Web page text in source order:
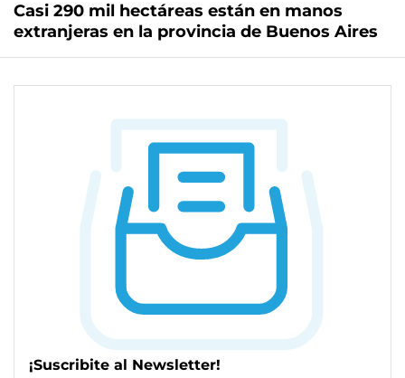
Casi 290 mil hectáreas están en manos
extranjeras en la provincia de Buenos Aires
¡Suscribite al Newsletter!